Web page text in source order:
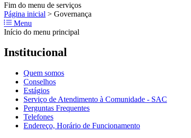
Fim do menu de serviços
Página inicial > Governança
Menu
Início do menu principal
Institucional
Quem somos
Conselhos
Estágios
Serviço de Atendimento à Comunidade - SAC
Perguntas Frequentes
Telefones
Endereço, Horário de Funcionamento